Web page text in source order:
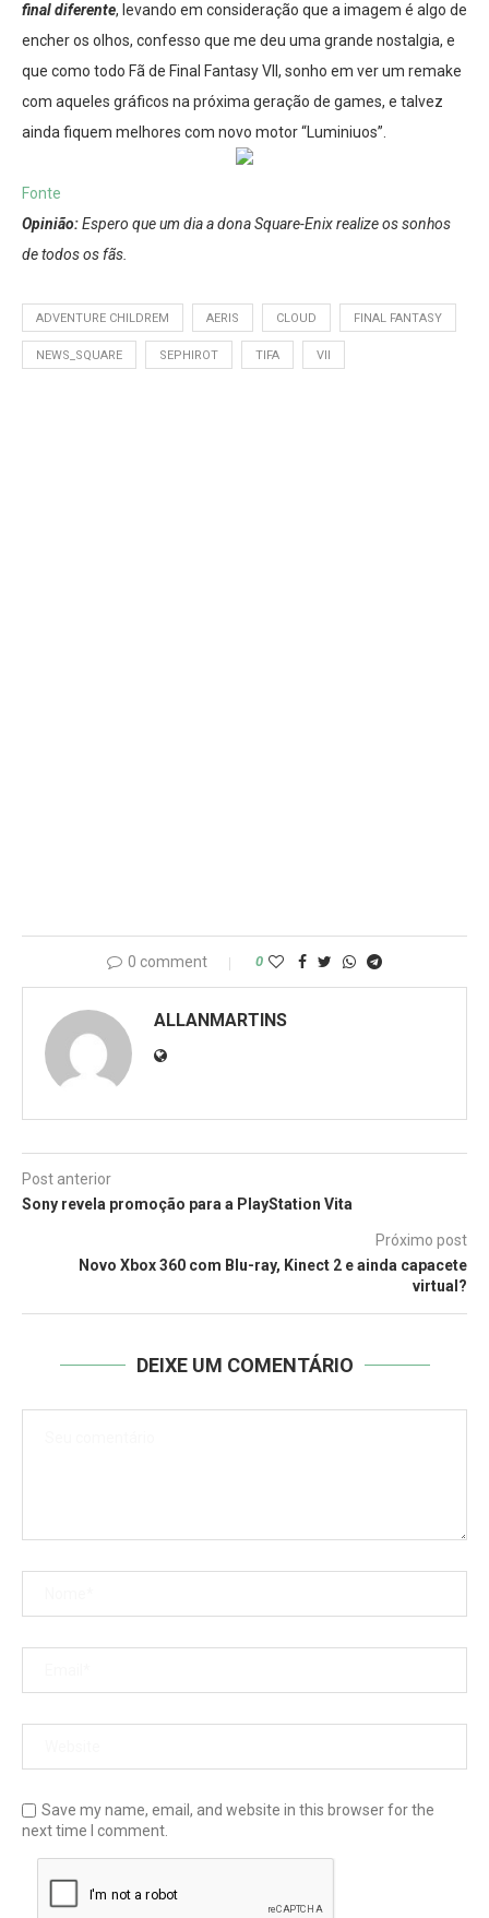
final diferente, levando em consideração que a imagem é algo de
encher os olhos, confesso que me deu uma grande nostalgia, e
que como todo Fã de Final Fantasy VII, sonho em ver um remake
com aqueles gráficos na próxima geração de games, e talvez
ainda fiquem melhores com novo motor “Luminiuos”.
Fonte
Opinião:Espero que um dia a dona Square-Enix realize os sonhos
de todos os fãs.
ADVENTURE CHILDREM AERIS CLOUD FINAL FANTASY
NEWS_SQUARE SEPHIROT TIFA VII
0 comment 0
ALLANMARTINS
Post anterior
Sony revela promoção para a PlayStation Vita
Próximo post
Novo Xbox 360 com Blu-ray, Kinect 2 e ainda capacete
virtual?
DEIXE UM COMENTÁRIO
Save my name, email, and website in this browser for the
next time I comment.